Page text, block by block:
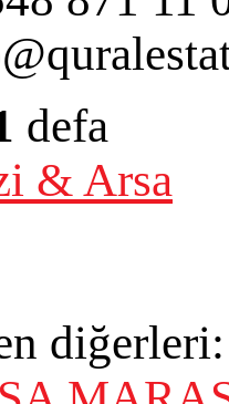
defa
& Arsa
diğerleri: